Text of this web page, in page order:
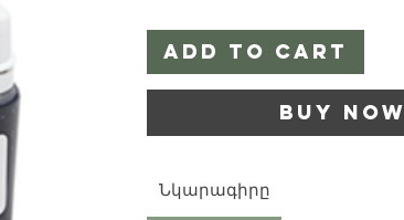
Add to Cart
Buy Now
Նկարագիրը